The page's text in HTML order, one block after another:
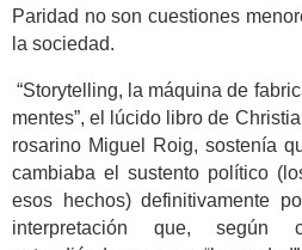
Paridad no son cuestiones
la sociedad.
“Storytelling, la máquina de
mentes”, el lúcido libro de
rosarino Miguel Roig, sostenía
cambiaba el sustento político
esos hechos) definitivamente
interpretación que, según